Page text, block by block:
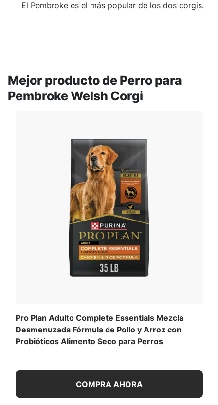
El Pembroke es el más popular de los dos corgis.
Mejor producto de Perro para
Pembroke Welsh Corgi
Pro Plan Adulto Complete Essentials Mezcla
Desmenuzada Fórmula de Pollo y Arroz con
Probióticos Alimento Seco para Perros
COMPRA AHORA